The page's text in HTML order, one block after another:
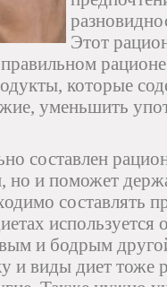
Этот
которые
уменьшить
составлен
но и поможет
составлять
используется
и бодрым
и виды диет тоже